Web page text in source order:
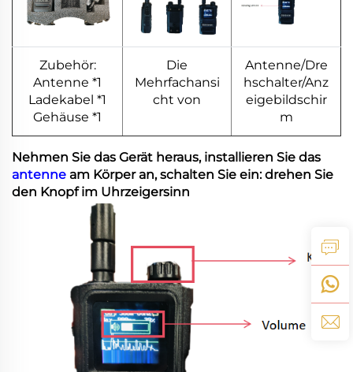
Zubehör:
Antenne *1
Ladekabel *1
Gehäuse *1
Die
Mehrfachansi
cht von
Antenne/Dre
hschalter/Anz
eigebildschir
m
Nehmen Sie das Gerät heraus, installieren Sie das
antenne am Körper an, schalten Sie ein: drehen Sie
den Knopf im Uhrzeigersinn